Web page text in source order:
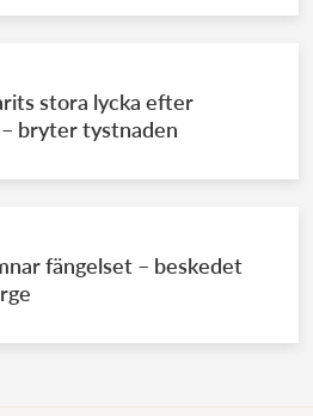
stora lycka efter
bryter tystnaden
fängelset – beskedet